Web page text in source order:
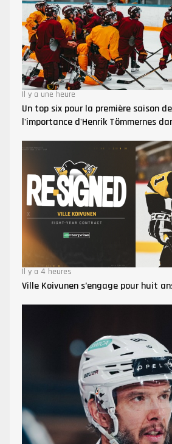
Il y a une heure
Un top six pour la première saison
l'importance d'Henrik Tömmernes
Il y a 4 heures
Ville Koivunen s’engage pour huit